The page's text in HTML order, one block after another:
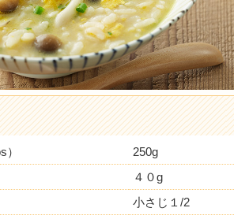
250g
４０g
小さじ１/2